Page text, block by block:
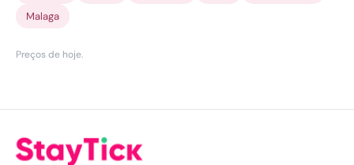
Malaga
Preços de hoje.